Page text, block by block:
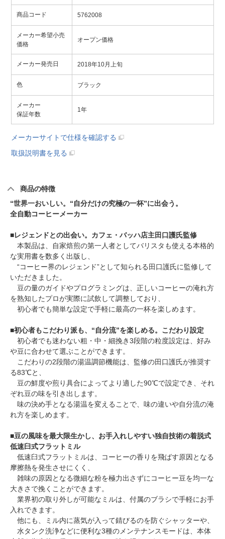
商品コード 5762008
メーカー希望小売
価格
オープン価格
メーカー発売日 2018年10月上旬
色 ブラック
メーカー
保証年数
1年
メーカーサイトで仕様を確認する
取扱説明書を見る
商品の特徴
“世界一おいしい。“自分だけの究極の一杯”に出会う。
全自動コーヒーメーカー
■レジェンドとの出会い。カフェ・バッハ店主田口護氏監修
本製品は、自家焙煎の第一人者としてバリスタも使える本格的
な実用書を数多く出版し、
“コーヒー界のレジェンド”として知られる田口護氏に監修して
いただきました。
豆の量のガイドやプログラミングは、正しいコーヒーの淹れ方
を熟知したプロが実際に試飲して調整しており、
初心者でも簡単な設定で手軽に最高の一杯を楽しめます。
■初心者もこだわり派も、“自分流”を楽しめる。こだわり設定
初心者でも迷わない粗・中・細挽き3段階の粒度設定は、好み
や豆に合わせて選ぶことができます。
こだわりの2段階の湯温調節機能は、監修の田口護氏が推奨す
る83℃と、
豆の鮮度や煎り具合によってより適した90℃で設定でき、それ
ぞれ豆の味を引き出します。
味の決め手となる湯温を変えることで、味の違いや自分流の淹
れ方を楽しめます。
■豆の風味を最大限生かし、お手入れしやすい独自技術の着脱式
低速臼式フラットミル
低速臼式フラットミルは、コーヒーの香りを飛ばす原因となる
摩擦熱を発生させにくく、
雑味の原因となる微細な粉を極力出さずにコーヒー豆を均一な
大きさで挽くことができます。
業界初の取り外しが可能なミルは、付属のブラシで手軽にお手
入れできます。
他にも、ミル内に蒸気が入って錆びるのを防ぐシャッターや、
水タンク洗浄などに便利な3種のメンテナンスモードは、本体